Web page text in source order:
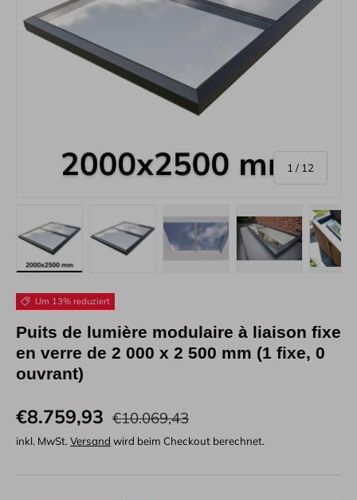
1 / von
12
Um 13% reduziert
Puits de lumière modulaire à liaison fixe
en verre de 2 000 x 2 500 mm (1 fixe, 0
ouvrant)
€8.759,93 €10.069,43
inkl. MwSt. Versand wird beim Checkout berechnet.